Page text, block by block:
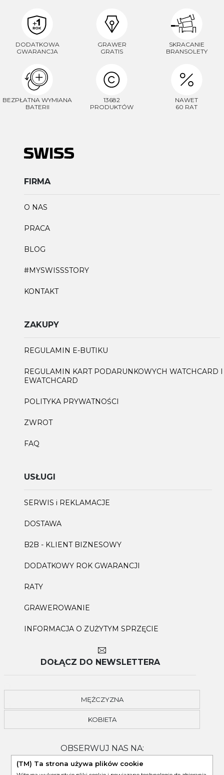
DODATKOWA
GWARANCJA
GRAWER
GRATIS
SKRACANIE
BRANSOLETY
BEZPŁATNA WYMIANA
BATERII
13682
PRODUKTÓW
NAWET
60 RAT
FIRMA
O NAS
PRACA
BLOG
#MYSWISSSTORY
KONTAKT
ZAKUPY
REGULAMIN E-BUTIKU
REGULAMIN KART PODARUNKOWYCH WATCHCARD I
EWATCHCARD
POLITYKA PRYWATNOŚCI
ZWROT
FAQ
USŁUGI
SERWIS i REKLAMACJE
DOSTAWA
B2B - KLIENT BIZNESOWY
DODATKOWY ROK GWARANCJI
RATY
GRAWEROWANIE
INFORMACJA O ZUŻYTYM SPRZĘCIE
DOŁĄCZ DO NEWSLETTERA
MĘŻCZYZNA
KOBIETA
OBSERWUJ NAS NA:
(TM) Ta strona używa plików cookie